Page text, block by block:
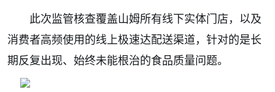
此次监管核查覆盖山姆所有线下实体门店，以及
消费者高频使用的线上极速达配送渠道，针对的是长
期反复出现、始终未能根治的食品质量问题。